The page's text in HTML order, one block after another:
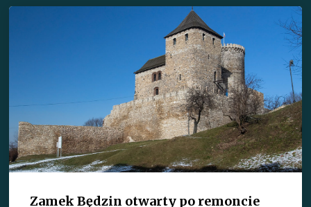
Zamek Będzin otwarty po remoncie